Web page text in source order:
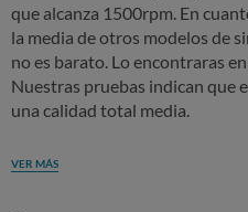
que alcanza 1500rpm. En
la media de otros modelos de
no es barato. Lo encontraras
Nuestras pruebas indican que
una calidad total media.
VER MÁS